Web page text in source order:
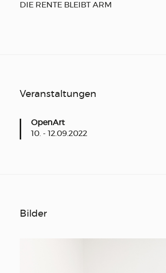
DIE RENTE BLEIBT ARM
Veranstaltungen
OpenArt
10. - 12.09.2022
Bilder